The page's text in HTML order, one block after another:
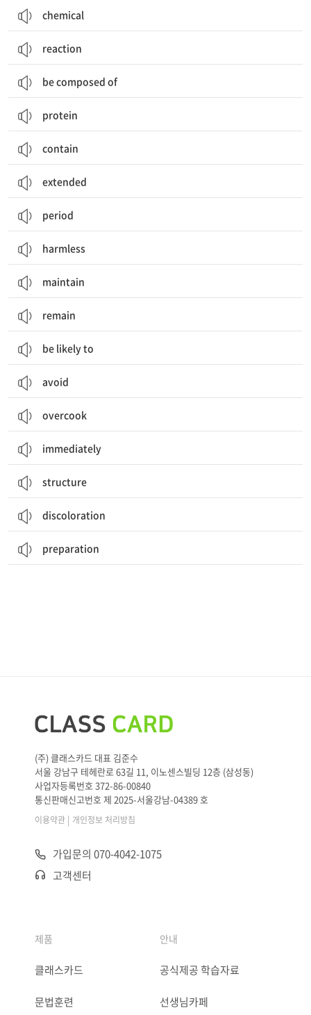
chemical
reaction
be composed of
protein
contain
extended
period
harmless
maintain
remain
be likely to
avoid
overcook
immediately
structure
discoloration
preparation
(주) 클래스카드 대표 김준수
서울 강남구 테헤란로 63길 11, 이노센스빌딩 12층 (삼성동)
사업자등록번호 372-86-00840
통신판매신고번호 제 2025-서울강남-04389 호
이용약관 | 개인정보 처리방침
가입문의 070-4042-1075
고객센터
제품
클래스카드
문법훈련
안내
공식제공 학습자료
선생님카페